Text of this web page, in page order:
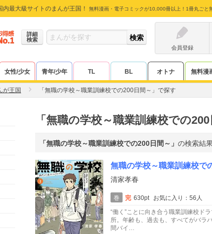
最大級サイトのまんが王国！ 無料漫画・電子コミックが10,000冊以上！1冊丸ごと
詳細
検索
会員登録
女性/少女 青年/少年 TL BL オトナ 無料漫
が王国 「無職の学校～職業訓練校での200日間～」で探す
「無職の学校～職業訓練校での
「無職の学校～職業訓練校での200日間～」 の検索結果
無職の学校～職業訓練校で
清家孝春
巻 完 630pt
お気に入り：56人
“働く”ことに向き合う職業訓練校ド
所。年齢も、過去も、すべてがバラ
間バイ…